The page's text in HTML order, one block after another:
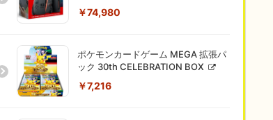
￥74,980
ポケモンカードゲーム MEGA 拡張パ
ック 30th CELEBRATION BOX
￥7,216